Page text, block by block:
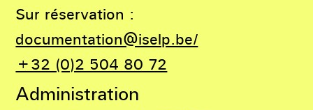
Sur réservation :
documentation@iselp.be/
+32 (0)2 504 80 72
Administration